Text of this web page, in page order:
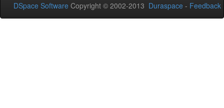
DSpace Software Copyright © 2002-2013 Duraspace - Feedback